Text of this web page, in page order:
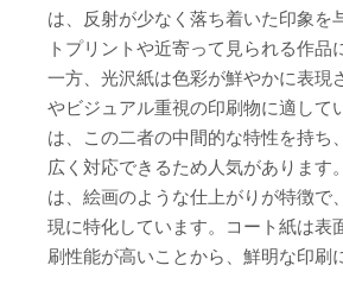
は、反射が少なく落ち着いた印象を
トプリントや近寄って見られる作品
一方、光沢紙は色彩が鮮やかに表現
やビジュアル重視の印刷物に適して
は、この二者の中間的な特性を持ち
広く対応できるため人気があります
は、絵画のような仕上がりが特徴で
現に特化しています。コート紙は表
刷性能が高いことから、鮮明な印刷